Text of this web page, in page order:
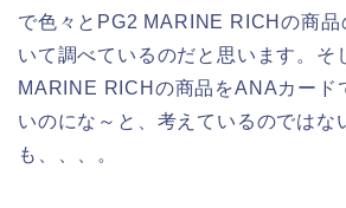
で色々とPG2 MARINE RICHの商品
いて調べているのだと思います。そ
MARINE RICHの商品をANAカード
いのにな～と、考えているのではな
も、、、。